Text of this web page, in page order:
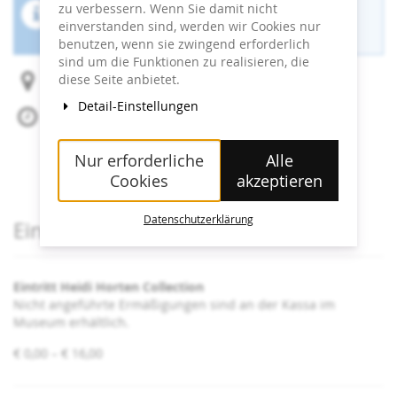
Der Buchungszeitraum für diese Veranstaltung
ist beendet.
Heidi Horten Collection
Mo, 1. Juni 2026
Ende:
Uhr
Zum Kalender hinzufügen
Produkte
Eintrittskarten
Eintritt Heidi Horten Collection
Nicht angeführte Ermäßigungen sind an der Kassa im
Museum erhältlich.
von
€ 0,00 – € 16,00
zu verbessern. Wenn Sie damit nicht
einverstanden sind, werden wir Cookies nur
benutzen, wenn sie zwingend erforderlich
sind um die Funktionen zu realisieren, die
diese Seite anbietet.
Detail-Einstellungen
Nur erforderliche
Cookies
Alle
akzeptieren
Datenschutzerklärung